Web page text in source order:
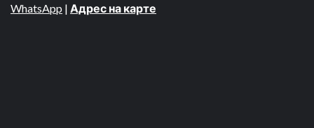
WhatsApp | Адрес на карте